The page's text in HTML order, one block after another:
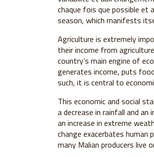
chaque fois que possible et
season, which manifests
Agriculture is extremely
their income from
country’s main engine of
generates income, puts
such, it is central to
This economic and social
a decrease in rainfall and
an increase in extreme
change exacerbates
many Malian producers live